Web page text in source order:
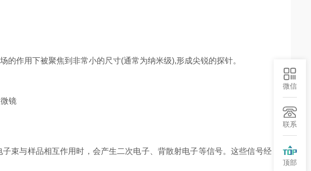
作用下被聚焦到非常小的尺寸(通常为纳米级),形成尖锐的探针。
与样品相互作用时，会产生二次电子、背散射电子等信号。这些信号经
微信
联系
顶部